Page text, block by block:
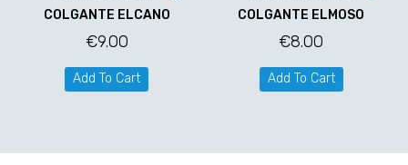
COLGANTE ELCANO
€9.00
Add To Cart
COLGANTE ELMOSO
€8.00
Add To Cart